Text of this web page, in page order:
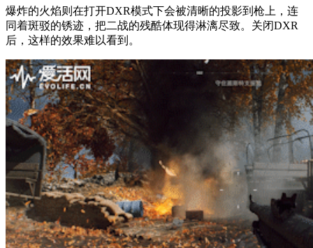
爆炸的火焰则在打开DXR模式下会被清晰的投影到枪上，连
同着斑驳的锈迹，把二战的残酷体现得淋漓尽致。关闭DXR
后，这样的效果难以看到。